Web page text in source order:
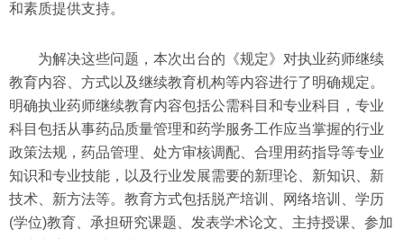
和素质提供支持。
为解决这些问题，本次出台的《规定》对执业药师继续
教育内容、方式以及继续教育机构等内容进行了明确规定。
明确执业药师继续教育内容包括公需科目和专业科目，专业
科目包括从事药品质量管理和药学服务工作应当掌握的行业
政策法规，药品管理、处方审核调配、合理用药指导等专业
知识和专业技能，以及行业发展需要的新理论、新知识、新
技术、新方法等。教育方式包括脱产培训、网络培训、学历
(学位)教育、承担研究课题、发表学术论文、主持授课、参加